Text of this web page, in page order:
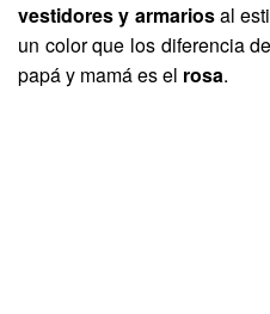
vestidores y armariosal
un color que los diferencia
papá y mamá es el rosa.